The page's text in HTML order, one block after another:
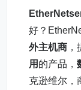
好？
外主机商
用 的产品，
克逊维尔，